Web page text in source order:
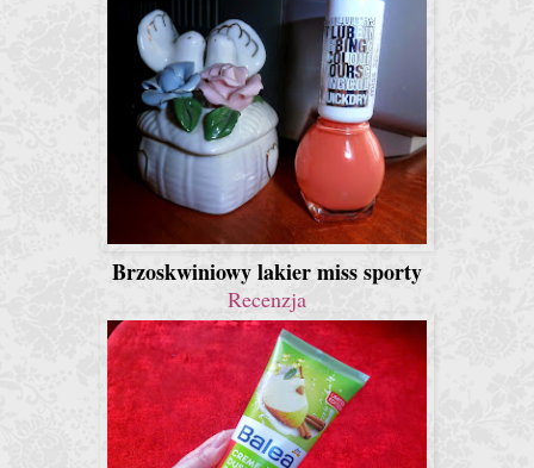
Brzoskwiniowy lakier miss sporty
Recenzja